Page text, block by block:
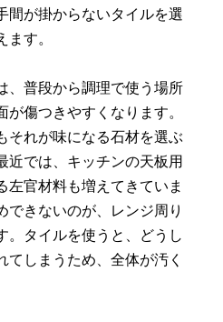
間が掛からないタイルを選
す。
、普段から調理で使う場所
傷つきやすくなります。
それが味になる石材を選ぶ
近では、キッチンの天板用
左官材料も増えてきていま
できないのが、レンジ周り
。タイルを使うと、どうし
しまうため、全体が汚く